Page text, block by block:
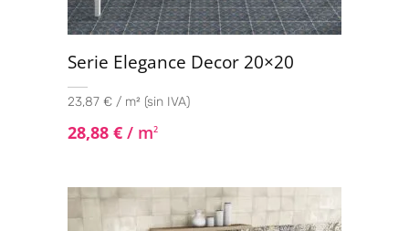
Serie Elegance Decor 20×20
23,87 € / m² (sin IVA)
28,88 € / m2